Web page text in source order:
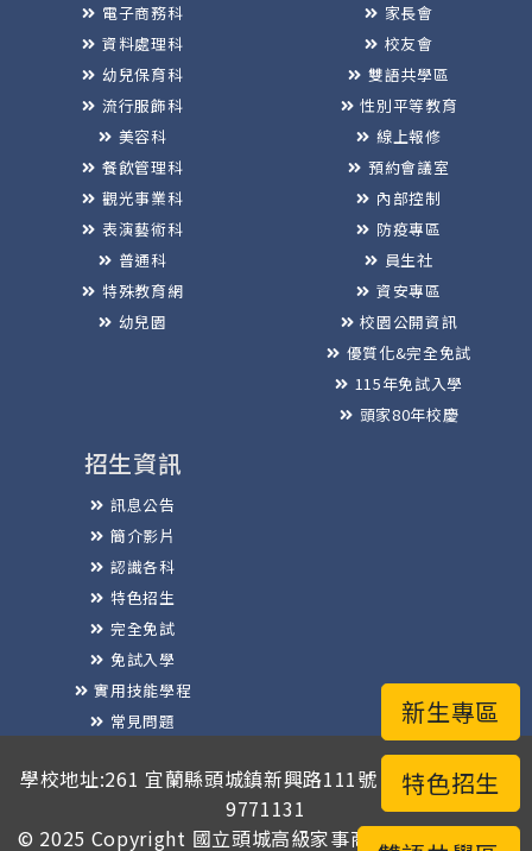
特色招生
新生專區
電子商務科
資料處理科
幼兒保育科
流行服飾科
美容科
餐飲管理科
觀光事業科
表演藝術科
普通科
特殊教育網
幼兒園
家長會
校友會
雙語共學區
性別平等教育
線上報修
預約會議室
內部控制
防疫專區
員生社
資安專區
校園公開資訊
優質化&完全免試
115年免試入學
頭家80年校慶
招生資訊
訊息公告
簡介影片
認識各科
特色招生
完全免試
免試入學
實用技能學程
常見問題
學校地址:261 宜蘭縣頭城鎮新興路111號 / 電話總機:03-
9771131
© 2025 Copyright 國立頭城高級家事商業職業學校版權